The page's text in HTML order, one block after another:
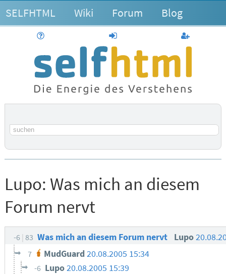
SELFHTML Wiki Forum Blog
anmelden
Suchbegriff
Lupo: Was mich an diesem
Forum nervt
-6 83 Was mich an diesem Forum nervt Lupo
7 MudGuard 20.08.2005 15:34
-6 Lupo20.08.2005 15:39